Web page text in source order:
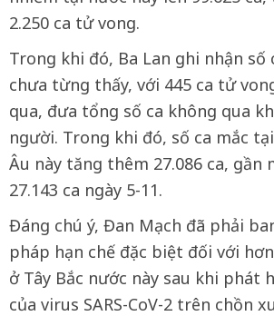
2.250 ca tử vong.
Trong khi đó, Ba Lan ghi nhận số
chưa từng thấy, với 445 ca tử
qua, đưa tổng số ca không qua
người. Trong khi đó, số ca mắc
Âu này tăng thêm 27.086 ca, gần
27.143 ca ngày 5-11.
Đáng chú ý, Đan Mạch đã phải
pháp hạn chế đặc biệt đối với
ở Tây Bắc nước này sau khi phát
của virus SARS-CoV-2 trên chồn